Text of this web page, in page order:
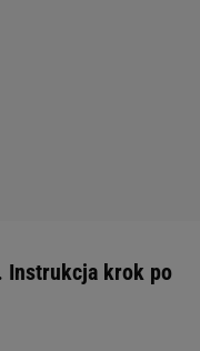
Instrukcja krok po